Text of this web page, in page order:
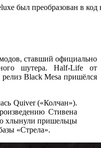
был преобразован в
ставший официально
шутера. Half-Life от
Black Mesa пришёлся
Quiver («Колчан»).
Стивена
хлынули пришельцы
«Стрела».